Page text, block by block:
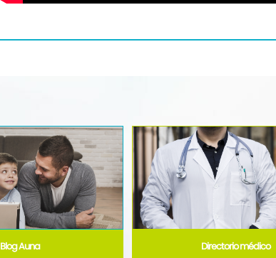
Blog Auna Directorio médico